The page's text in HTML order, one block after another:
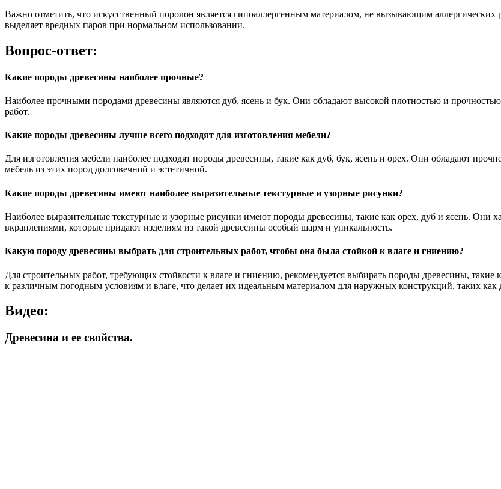
Важно отметить, что искусственный поролон является гипоаллергенным материалом, не вызывающим
выделяет вредных паров при нормальном использовании.
Вопрос-ответ:
Какие породы древесины наиболее прочные?
Наиболее прочными породами древесины являются дуб, ясень и бук. Они обладают высокой плотностью и
работ.
Какие породы древесины лучше всего подходят для изготовления мебели?
Для изготовления мебели наиболее подходят породы древесины, такие как дуб, бук, ясень и орех. Они обладают
мебель из этих пород долговечной и эстетичной.
Какие породы древесины имеют наиболее выразительные текстурные и узорные рисунки?
Наиболее выразительные текстурные и узорные рисунки имеют породы древесины, такие как орех, дуб и ясень. Они
вкраплениями, которые придают изделиям из такой древесины особый шарм и уникальность.
Какую породу древесины выбрать для строительных работ, чтобы она была стойкой к влаге и гниению?
Для строительных работ, требующих стойкости к влаге и гниению, рекомендуется выбирать породы древесины,
к различным погодным условиям и влаге, что делает их идеальным материалом для наружных конструкций, таких
Видео:
Древесина и ее свойства.